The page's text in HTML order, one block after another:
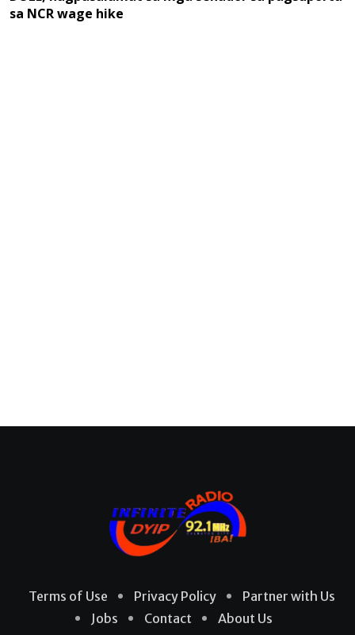
sa NCR wage hike
Terms of Use Privacy Policy
Partner with Us
Jobs
Contact About Us